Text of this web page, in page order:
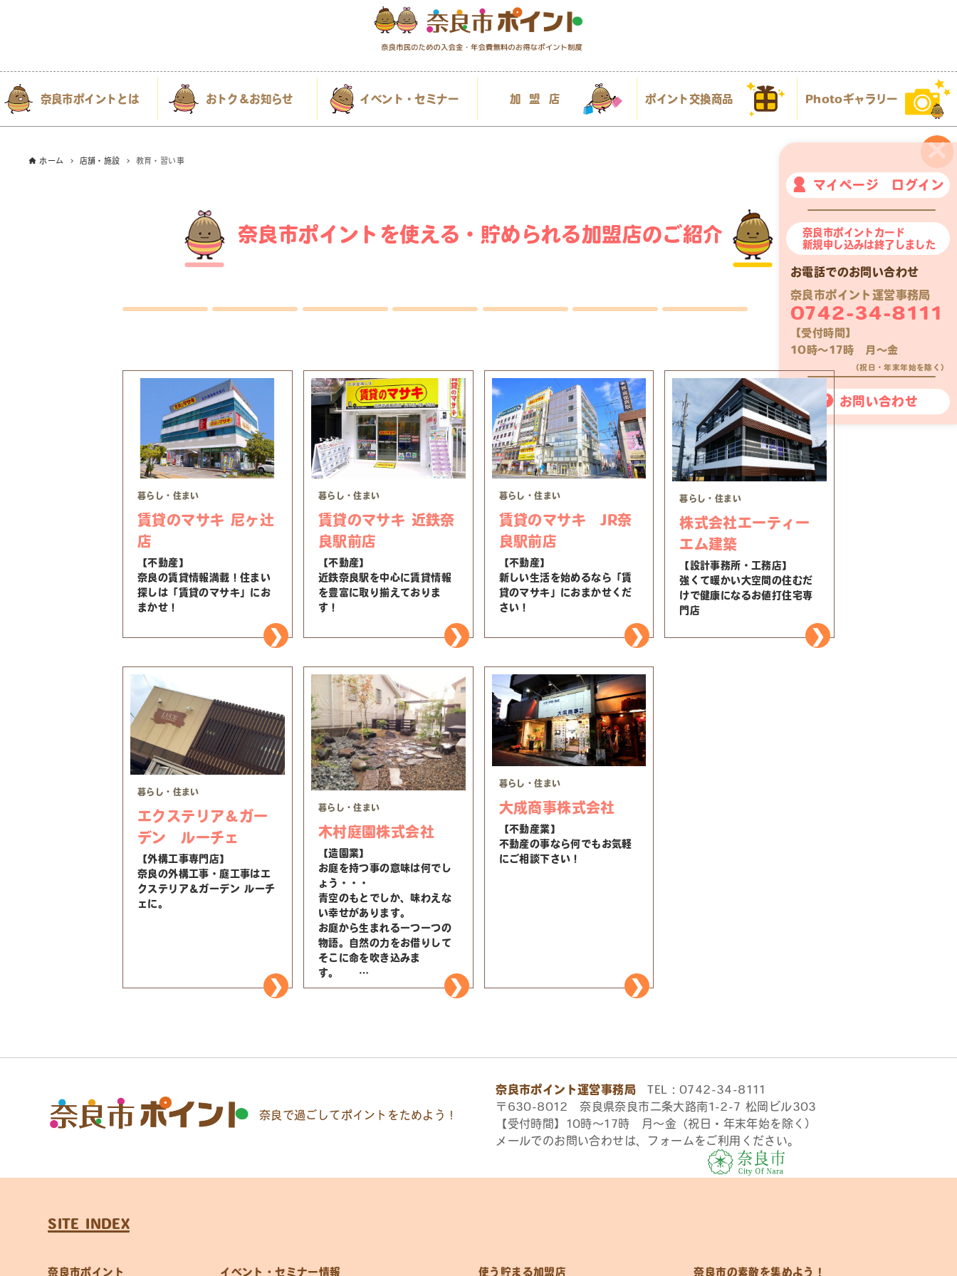
×
マイページ ログイン
奈良市ポイントカード
新規申し込みは終了しました
お電話でのお問い合わせ
奈良市ポイント運営事務局
0742-34-8111
【受付時間】
10時〜17時 月〜金
（祝日・年末年始を除く）
お問い合わせ
奈良市ポイントとは おトク＆お知らせ イベント・セミナー 加盟店 ポイント交換商品 Photoギャラリー
ホーム 店舗・施設 教育・習い事
奈良市ポイントを使える・貯められる加盟店のご紹介
暮らし・住まい
賃貸のマサキ 尼ヶ辻
店
【不動産】
奈良の賃貸情報満載！住まい
探しは「賃貸のマサキ」にお
まかせ！
暮らし・住まい
賃貸のマサキ 近鉄奈
良駅前店
【不動産】
近鉄奈良駅を中心に賃貸情報
を豊富に取り揃えておりま
す！
暮らし・住まい
賃貸のマサキ JR奈
良駅前店
【不動産】
新しい生活を始めるなら「賃
貸のマサキ」におまかせくだ
さい！
暮らし・住まい
株式会社エーティー
エム建築
【設計事務所・工務店】
強くて暖かい大空間の住むだ
けで健康になるお値打住宅専
門店
暮らし・住まい
エクステリア＆ガー
デン ルーチェ
【外構工事専門店】
奈良の外構工事・庭工事はエ
クステリア＆ガーデン ルーチ
ェに。
暮らし・住まい
木村庭園株式会社
【造園業】
お庭を持つ事の意味は何でし
ょう・・・
青空のもとでしか、味わえな
い幸せがあります。
お庭から生まれる一つ一つの
物語。自然の力をお借りして
そこに命を吹き込みま
す。
自然を愛し、時間の経過を庭
暮らし・住まい
大成商事株式会社
【不動産業】
不動産の事なら何でもお気軽
にご相談下さい！
奈良で過ごしてポイントをためよう！
奈良市ポイント運営事務局 TEL：0742-34-8111
〒630-8012 奈良県奈良市二条大路南1-2-7 松岡ビル303
【受付時間】10時〜17時 月〜金（祝日・年末年始を除く）
メールでのお問い合わせは、フォームをご利用ください。
SITE INDEX
奈良市ポイント イベント・セミナー情報 使う貯まる加盟店 奈良市の素敵を集めよう！